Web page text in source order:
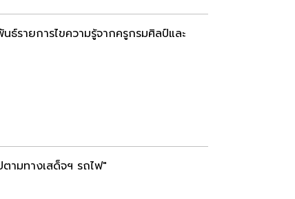
ธ์รายการไขความรู้จากครูกรมศิลป์และ
ามทางเสด็จฯ รถไฟ"